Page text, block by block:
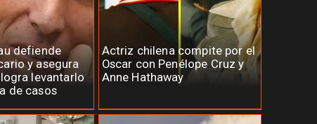
defiende
y asegura
levantarlo
de casos
Actriz chilena compite por el
Oscar con Penélope Cruz y
Anne Hathaway